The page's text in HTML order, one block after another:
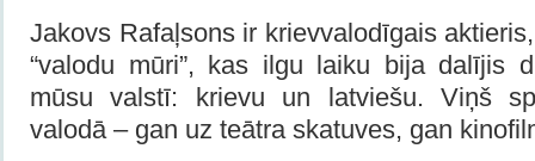
Jakovs Rafaļsons ir krievvalodīgais
“valodu mūri”, kas ilgu laiku bija dalījis
mūsu valstī: krievu un latviešu. Viņš
valodā – gan uz teātra skatuves, gan